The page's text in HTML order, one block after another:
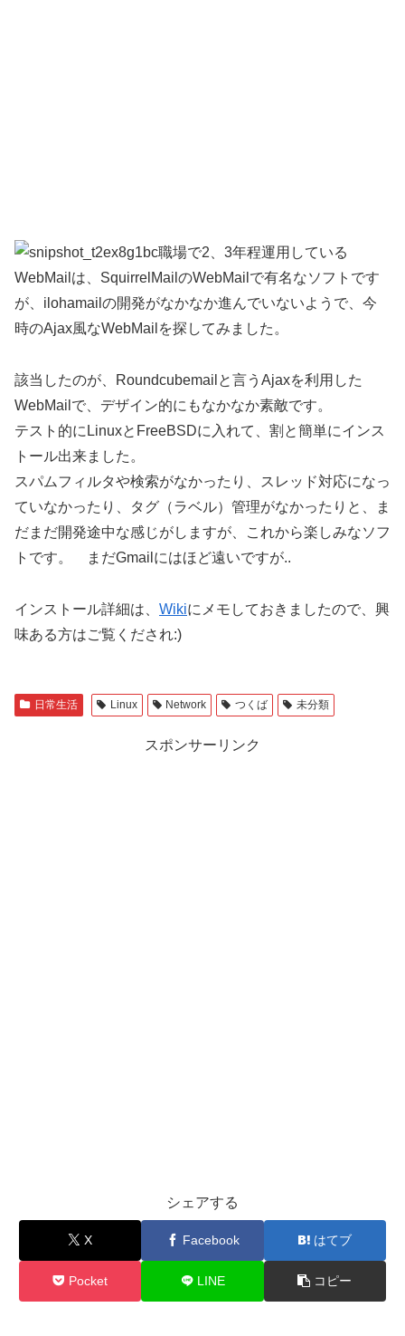
職場で2、3年程運用している
WebMailは、SquirrelMailのWebMailで有名なソフトです
が、ilohamailの開発がなかなか進んでいないようで、今
時のAjax風なWebMailを探してみました。
該当したのが、Roundcubemailと言うAjaxを利用した
WebMailで、デザイン的にもなかなか素敵です。
テスト的にLinuxとFreeBSDに入れて、割と簡単にインス
トール出来ました。
スパムフィルタや検索がなかったり、スレッド対応になっ
ていなかったり、タグ（ラベル）管理がなかったりと、ま
だまだ開発途中な感じがしますが、これから楽しみなソフ
トです。 まだGmailにはほど遠いですが..
インストール詳細は、 Wikiにメモしておきましたので、興
味ある方はご覧くだされ:)
日常生活 Linux Network つくば 未分類
スポンサーリンク
シェアする
X Facebook はてブ
Pocket LINE コピー